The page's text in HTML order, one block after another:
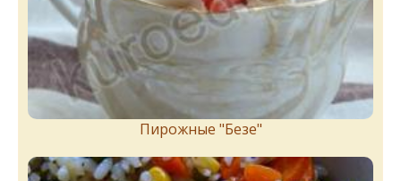
Пирожныe "Бeзe"